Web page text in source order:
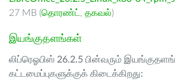
27 MB (தொரண்ட் , தகவல்)
இயங்குதளங்கள்
லிப்ரெஓபிஸ் 26.2.5 பின்வரும்
கட்டமைப்புகளுக்குக் கிடைக்கிறது: